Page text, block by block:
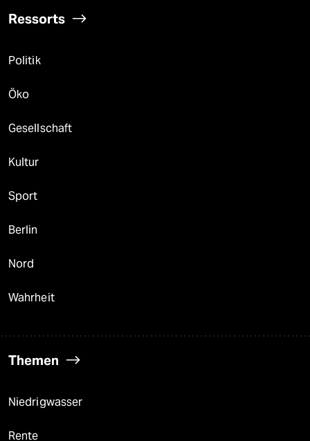
Ressorts
Politik
Öko
Gesellschaft
Kultur
Sport
Berlin
Nord
Wahrheit
Themen
Niedrigwasser
Rente